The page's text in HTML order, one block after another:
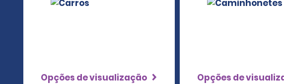
Opções de visualização Opções de